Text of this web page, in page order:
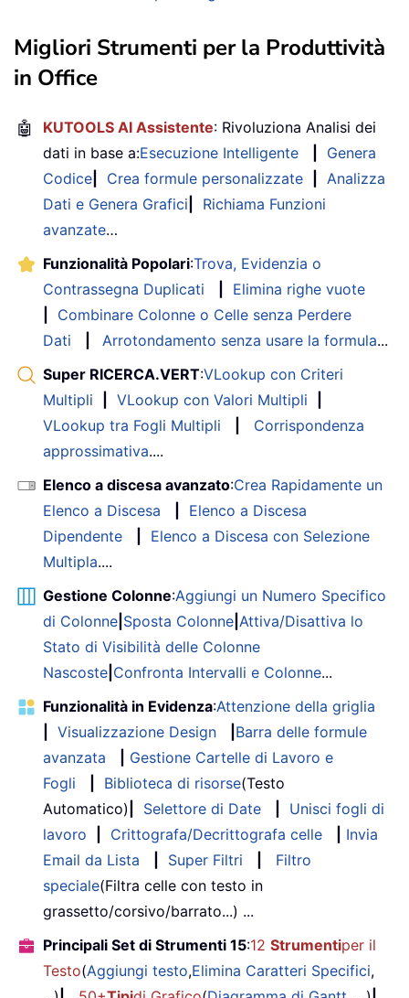
Migliori Strumenti per la Produttività
in Office
🤖 KUTOOLS AI Assistente: Rivoluziona Analisi dei
dati in base a:Esecuzione Intelligente
Genera
Codice
Crea formule personalizzate
Analizza
Dati e Genera Grafici
Richiama Funzioni
avanzate…
Funzionalità Popolari:Trova, Evidenzia o
Contrassegna Duplicati
Elimina righe vuote
Combinare Colonne o Celle senza Perdere
Dati
Arrotondamento senza usare la formula...
Super RICERCA.VERT:VLookup con Criteri
Multipli
VLookup con Valori Multipli
VLookup tra Fogli Multipli
Corrispondenza
approssimativa....
Elenco a discesa avanzato:Crea Rapidamente un
Elenco a Discesa
Elenco a Discesa
Dipendente
Elenco a Discesa con Selezione
Multipla....
Gestione Colonne:Aggiungi un Numero Specifico
di Colonne Sposta Colonne Attiva/Disattiva lo
Stato di Visibilità delle Colonne
Nascoste Confronta Intervalli e Colonne...
Funzionalità in Evidenza:Attenzione della griglia
Visualizzazione Design
Barra delle formule
avanzata
Gestione Cartelle di Lavoro e
Fogli
Biblioteca di risorse(Testo
Automatico)
Selettore di Date
Unisci fogli di
lavoro
Crittografa/Decrittografa celle
Invia
Email da Lista
Super Filtri
Filtro
speciale(Filtra celle con testo in
grassetto/corsivo/barrato...) ...
Principali Set di Strumenti 15:12 Strumentiper il
Testo(Aggiungi testo,Elimina Caratteri Specifici,